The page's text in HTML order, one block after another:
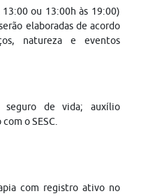
13:00 ou 13:00h às 19:00)
elaboradas de acordo
natureza e eventos
seguro de vida; auxílio
o SESC.
com registro ativo no